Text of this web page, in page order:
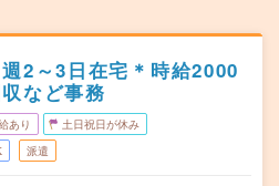
2～3日在宅＊時給2000
など事務
あり 土日祝日が休み
派遣